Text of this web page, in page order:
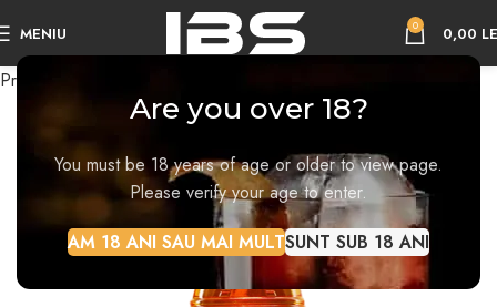
Are you over 18?
You must be 18 years of age or older to view page.
Please verify your age to enter.
AM 18 ANI SAU MAI MULTSUNT SUB 18 ANI
MENIU 0 0,00
Prima pagină